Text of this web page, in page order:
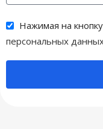
Нажимая на
персональных